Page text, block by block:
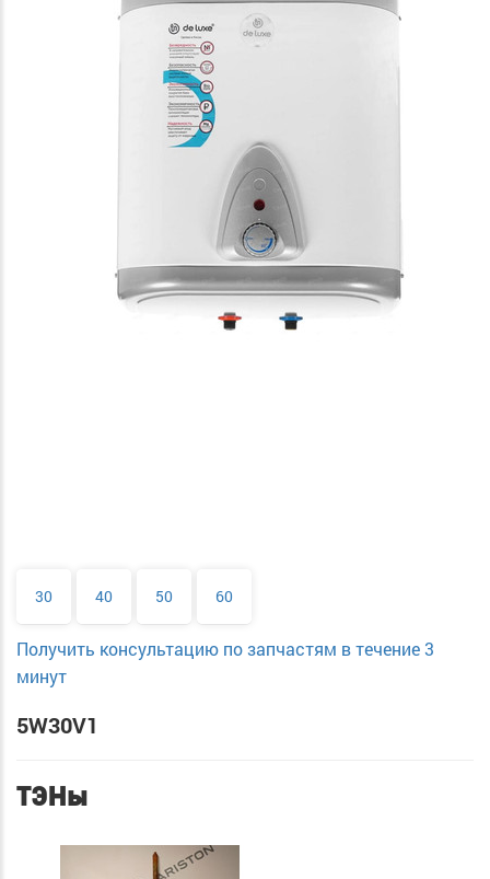
30 40 50 60
Получить консультацию по запчастям в течение 3
минут
5W30V1
ТЭНы